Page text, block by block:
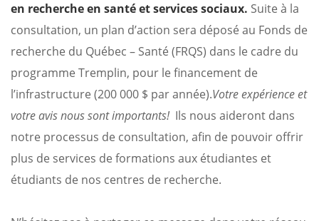
en recherche en santéet services sociaux. Suite à la
consultation, un plan d’action sera déposé au Fonds de
recherche du Québec – Santé (FRQS) dans le cadre du
programme Tremplin, pour le financement de
l’infrastructure (200 000 $ par année).Votre expérience et
votre avis nous sont importants!Ils nous aideront dans
notre processus de consultation, afin de pouvoir offrir
plus de services de formations aux étudiantes et
étudiants de nos centres de recherche.